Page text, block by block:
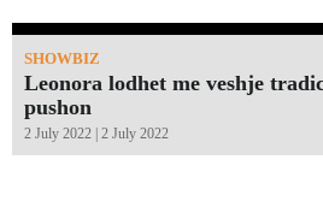
SHOWBIZ
Leonora lodhet me veshje
pushon
2 July 2022 | 2 July 2022